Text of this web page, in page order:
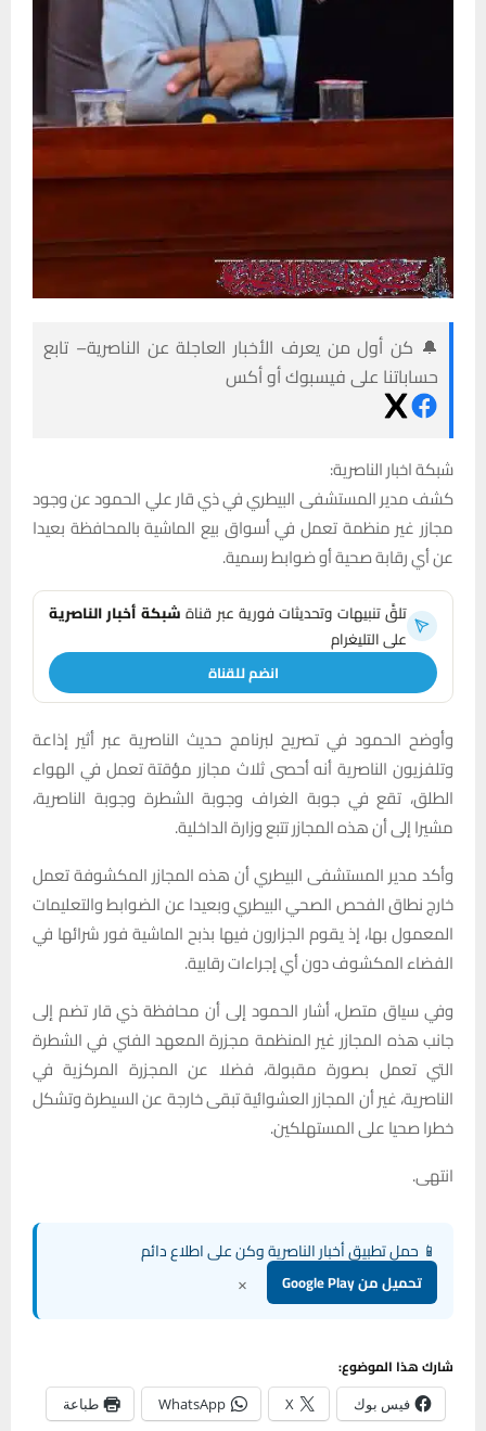
🔔 كن أول من يعرف الأخبار العاجلة عن الناصرية– تابع
حساباتنا على فيسبوك أو أكس
شبكة اخبار الناصرية:
كشف مدير المستشفى البيطري في ذي قار علي الحمود عن وجود
مجازر غير منظمة تعمل في أسواق بيع الماشية بالمحافظة بعيدا
عن أي رقابة صحية أو ضوابط رسمية.
تلقَّ تنبيهات وتحديثات فورية عبر قناةشبكة أخبار الناصرية
على التليغرام
انضم للقناة
وأوضح الحمود في تصريح لبرنامج حديث الناصرية عبر أثير إذاعة
وتلفزيون الناصرية أنه أحصى ثلاث مجازر مؤقتة تعمل في الهواء
الطلق، تقع في جوبة الغراف وجوبة الشطرة وجوبة الناصرية،
مشيرا إلى أن هذه المجازر تتبع وزارة الداخلية.
وأكد مدير المستشفى البيطري أن هذه المجازر المكشوفة تعمل
خارج نطاق الفحص الصحي البيطري وبعيدا عن الضوابط والتعليمات
المعمول بها، إذ يقوم الجزارون فيها بذبح الماشية فور شرائها في
الفضاء المكشوف دون أي إجراءات رقابية.
وفي سياق متصل، أشار الحمود إلى أن محافظة ذي قار تضم إلى
جانب هذه المجازر غير المنظمة مجزرة المعهد الفني في الشطرة
التي تعمل بصورة مقبولة، فضلا عن المجزرة المركزية في
الناصرية، غير أن المجازر العشوائية تبقى خارجة عن السيطرة وتشكل
خطرا صحيا على المستهلكين.
انتهى.
📱 حمل تطبيق أخبار الناصرية وكن على اطلاع دائم
تحميل من Google Play ×
شارك هذا الموضوع:
فيس بوك X
WhatsApp طباعة